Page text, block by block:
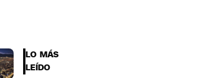
LO MÁS
LEÍDO